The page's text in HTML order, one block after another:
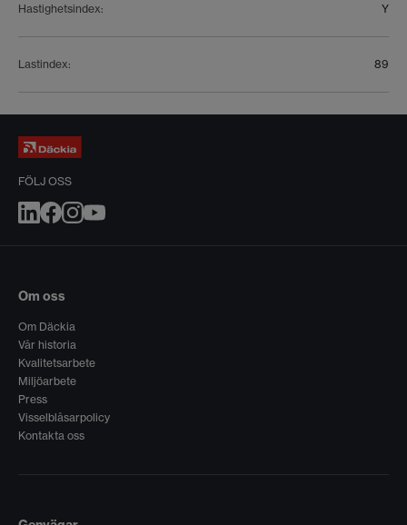
Hastighetsindex: Y
Lastindex: 89
FÖLJ OSS
Om oss
Om Däckia
Vår historia
Kvalitetsarbete
Miljöarbete
Press
Visselblåsarpolicy
Kontakta oss